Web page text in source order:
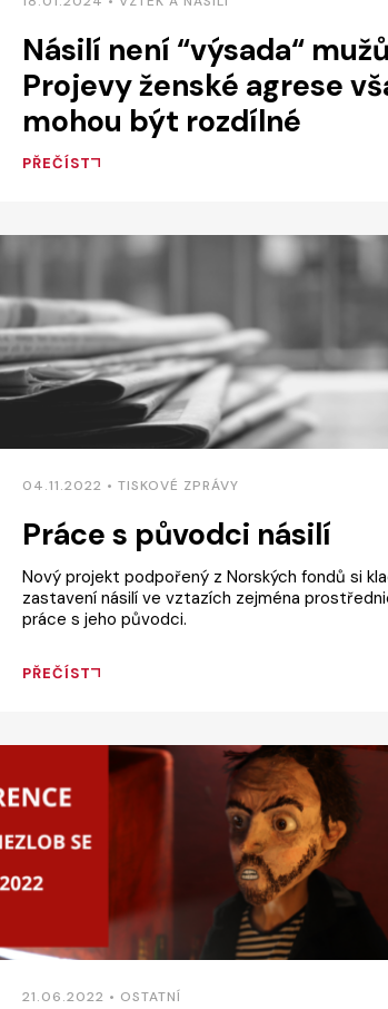
Násilí není “výsada“
Projevy ženské agrese
mohou být rozdílné
PŘEČÍST
04.11.2022 • TISKOVÉ ZPRÁVY
Práce s původci násilí
Nový projekt podpořený z Norských fondů si
zastavení násilí ve vztazích zejména
práce s jeho původci.
PŘEČÍST
21.06.2022 • OSTATNÍ